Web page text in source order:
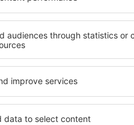
in District
vinden met